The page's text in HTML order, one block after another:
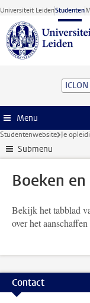
Ga direct naar de
Universiteit LeidenStudenten
ICLON
Menu
Studentenwebsite Je
Submenu
Boeken
Bekijk het tabblad
over het
Contact